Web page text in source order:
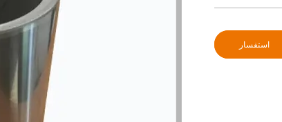
استفسار